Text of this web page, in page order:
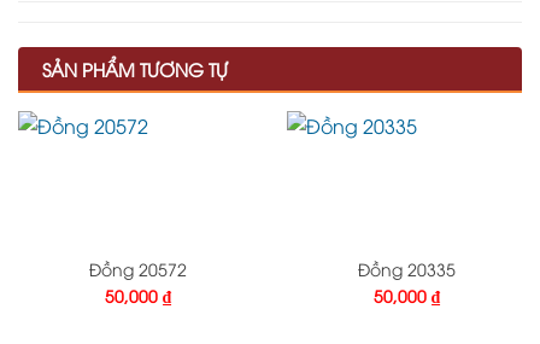
SẢN PHẨM TƯƠNG TỰ
Đồng 20572
50,000 ₫
Đồng 20335
50,000 ₫